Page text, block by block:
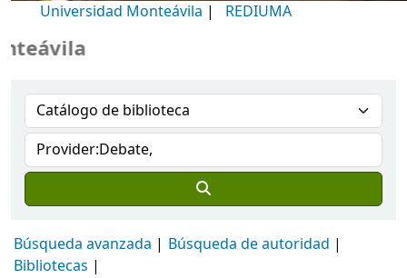
Universidad Monteávila | REDIUMA
Búsqueda avanzada
Búsqueda de autoridad
Bibliotecas